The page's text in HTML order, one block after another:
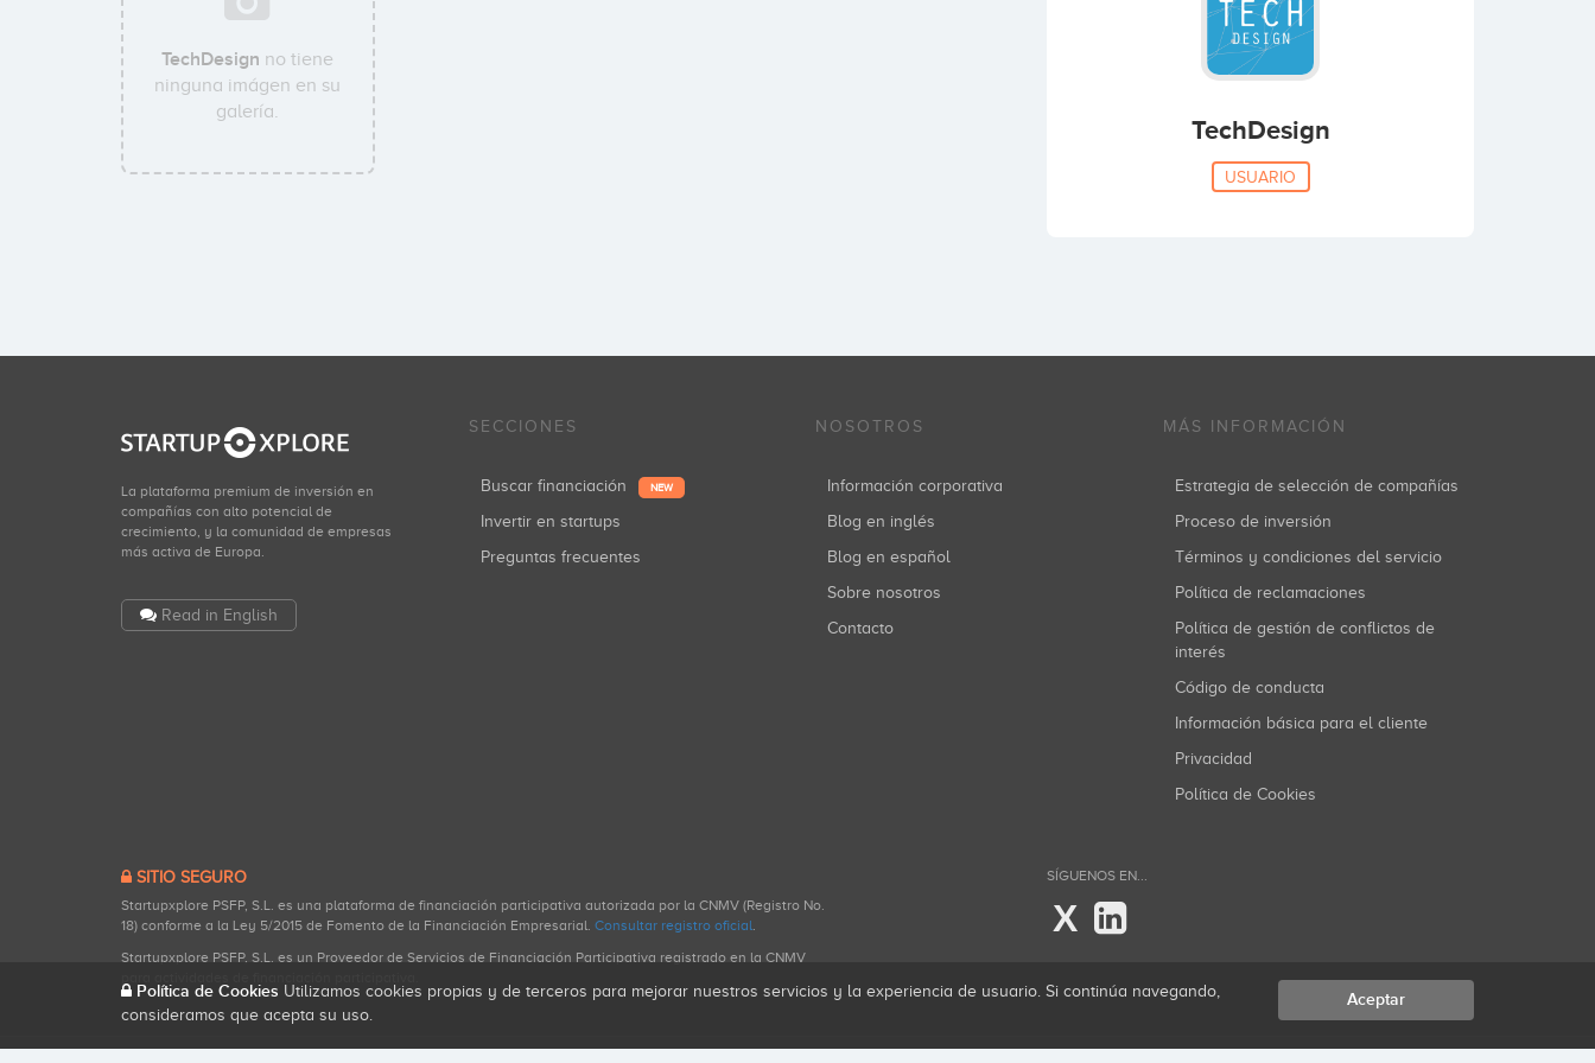
TechDesign no tiene
ninguna imágen en su
galería.
TechDesign
USUARIO
La plataforma premium de inversión en
compañías con alto potencial de
crecimiento, y la comunidad de empresas
más activa de Europa.
Read in English
SECCIONES
Buscar financiación NEW
Invertir en startups
Preguntas frecuentes
NOSOTROS
Información corporativa
Blog en inglés
Blog en español
Sobre nosotros
Contacto
MÁS INFORMACIÓN
Estrategia de selección de compañías
Proceso de inversión
Términos y condiciones del servicio
Política de reclamaciones
Política de gestión de conflictos de
interés
Código de conducta
Información básica para el cliente
Privacidad
Política de Cookies
SITIO SEGURO
Startupxplore PSFP, S.L. es una plataforma de financiación participativa autorizada por la CNMV (Registro No.
18) conforme a la Ley 5/2015 de Fomento de la Financiación Empresarial. Consultar registro oficial.
Startupxplore PSFP, S.L. es un Proveedor de Servicios de Financiación Participativa registrado en la CNMV
SÍGUENOS EN...
X
Política de Cookies Utilizamos cookies propias y de terceros para mejorar nuestros servicios y la experiencia de usuario. Si continúa navegando,
consideramos que acepta su uso.
Aceptar